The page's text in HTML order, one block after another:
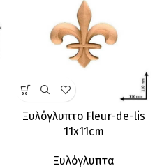
Ξυλόγλυπτo Fleur-de-lis
11x11cm
Ξυλόγλυπτα